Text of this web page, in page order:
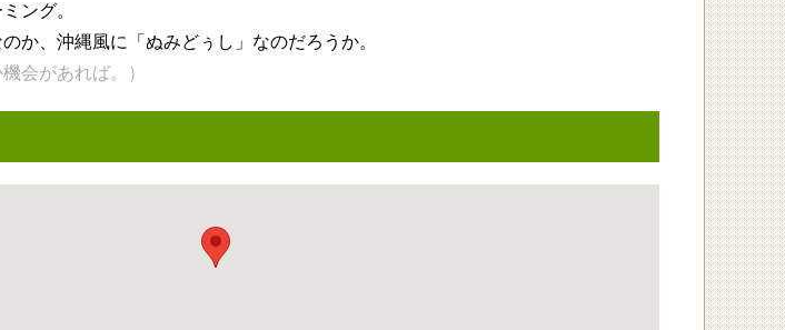
ング。
か、沖縄風に「ぬみどぅし」なのだろうか。
機会があれば。）